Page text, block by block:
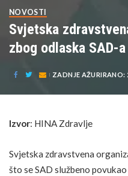
NOVOSTI
Svjetska
zbog odlaska SAD-a
ZADNJE AŽURIRANO:
Izvor: HINA Zdravlje
Svjetska zdravstvena
što se SAD službeno